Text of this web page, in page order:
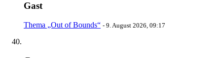
Gast
Thema „Out of Bounds“ - 9. August 2026, 09:17